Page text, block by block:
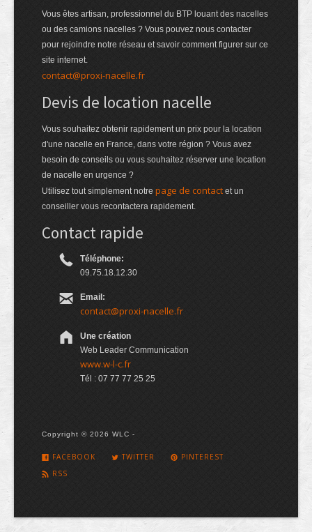
Vous êtes artisan, professionnel du BTP louant des nacelles
ou des camions nacelles ? Vous pouvez nous contacter
pour rejoindre notre réseau et savoir comment figurer sur ce
site internet.
contact@proxi-nacelle.fr
Devis de location nacelle
Vous souhaitez obtenir rapidement un prix pour la location
d'une nacelle en France, dans votre région ? Vous avez
besoin de conseils ou vous souhaitez réserver une location
de nacelle en urgence ?
Utilisez tout simplement notre page de contact et un
conseiller vous recontactera rapidement.
Contact rapide
Téléphone:
09.75.18.12.30
Email:
contact@proxi-nacelle.fr
Une création
Web Leader Communication
www.w-l-c.fr
Tél : 07 77 77 25 25
Copyright © 2026 WLC -
FACEBOOK TWITTER
PINTEREST
RSS